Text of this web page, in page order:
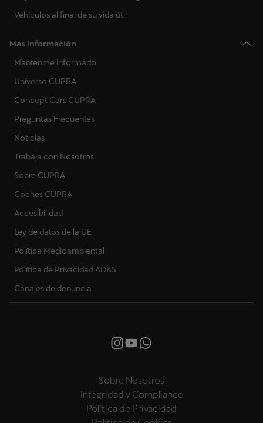
Vehículos al final de su vida útil
Más información
Mantenme informado
Universo CUPRA
Concept Cars CUPRA
Preguntas Frecuentes
Noticias
Trabaja con Nosotros
Sobre CUPRA
Coches CUPRA
Accesibilidad
Ley de datos de la UE
Política Medioambiental
Política de Privacidad ADAS
Canales de denuncia
Sobre Nosotros
Integridad y Compliance
Política de Privacidad